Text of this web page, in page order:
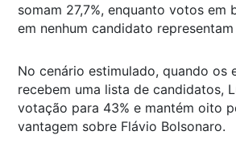
somam 27,7%, enquanto votos em
em nenhum candidato representam
No cenário estimulado, quando os
recebem uma lista de candidatos,
votação para 43% e mantém oito
vantagem sobre Flávio Bolsonaro.